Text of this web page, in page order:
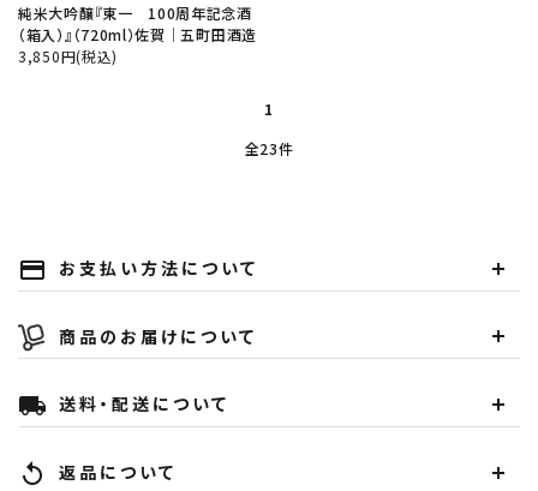
純米大吟醸『東一 100周年記念酒
（箱入）』（720ml）佐賀│五町田酒造
3,850円(税込)
1
全23件
payment お支払い方法について
商品のお届けについて
local_shipping 送料・配送について
replay 返品について